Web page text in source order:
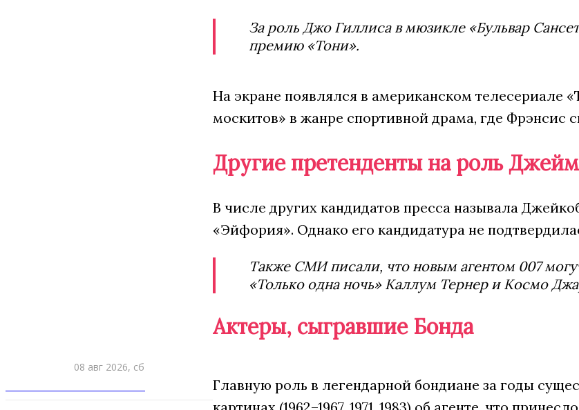
08 авг 2026, сб
За роль Джо Гиллиса в мюзикле «Бульвар
премию «Тони».
На экране появлялся в американском
москитов» в жанре спортивной драма, где Фрэнсис
Другие претенденты на роль
В числе других кандидатов пресса называла
«Эйфория». Однако его кандидатура не
Также СМИ писали, что новым агентом 007
«Только одна ночь» Каллум Тернер и Космо
Актеры, сыгравшие Бонда
Главную роль в легендарной бондиане за годы